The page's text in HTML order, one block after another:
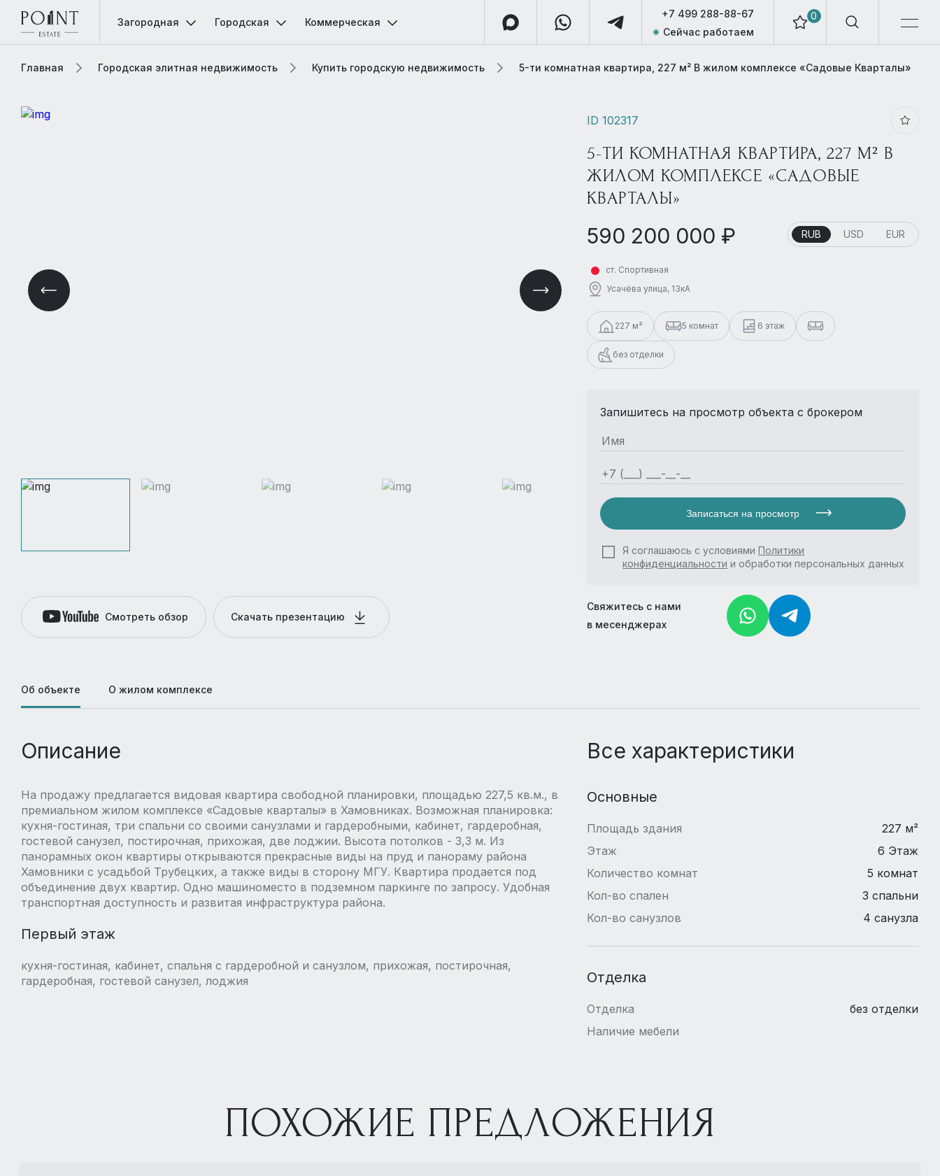
0
+7 499 288-88-67
Сейчас работаем
Загородная Городская Коммерческая
Главная Городская элитная недвижимость Купить городскую недвижимость 5-ти комнатная квартира, 227 м² В жилом комплексе «Садовые Кварталы»
Смотреть обзор Скачать презентацию
ID 102317
5-ТИ КОМНАТНАЯ КВАРТИРА, 227 М² В
ЖИЛОМ КОМПЛЕКСЕ «САДОВЫЕ
КВАРТАЛЫ»
590 200 000 ₽ RUB USD EUR
ст. Спортивная
Усачёва улица, 13кА
227 м² 5 комнат 6 этаж
без отделки
Запишитесь на просмотр объекта с брокером
Записаться на просмотр
Я соглашаюсь с условиямиПолитики
конфиденциальности и обработки персональных данных
Свяжитесь с нами
в месенджерах
Об объекте О жилом комплексе
Описание
На продажу предлагается видовая квартира свободной планировки, площадью 227,5 кв.м., в
премиальном жилом комплексе «Садовые кварталы» в Хамовниках. Возможная планировка:
кухня-гостиная, три спальни со своими санузлами и гардеробными, кабинет, гардеробная,
гостевой санузел, постирочная, прихожая, две лоджии. Высота потолков - 3,3 м. Из
панорамных окон квартиры открываются прекрасные виды на пруд и панораму района
Хамовники с усадьбой Трубецких, а также виды в сторону МГУ. Квартира продается под
объединение двух квартир. Одно машиноместо в подземном паркинге по запросу. Удобная
транспортная доступность и развитая инфраструктура района.
Первый этаж
кухня-гостиная, кабинет, спальня с гардеробной и санузлом, прихожая, постирочная,
гардеробная, гостевой санузел, лоджия
Все характеристики
Основные
Площадь здания
227 м²
Этаж
6 Этаж
Количество комнат
5 комнат
Кол-во спален
3 спальни
Кол-во санузлов
4 санузла
Отделка
Отделка
без отделки
Наличие мебели
ПОХОЖИЕ ПРЕДЛОЖЕНИЯ